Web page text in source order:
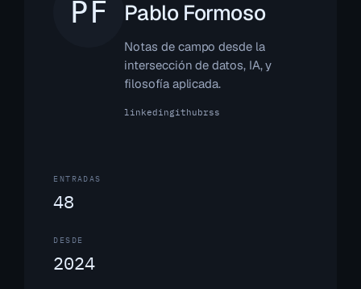
Pablo Formoso
Notas de campo desde la
intersección de datos, IA, y
filosofía aplicada.
linkedingithubrss
ENTRADAS
48
DESDE
2024